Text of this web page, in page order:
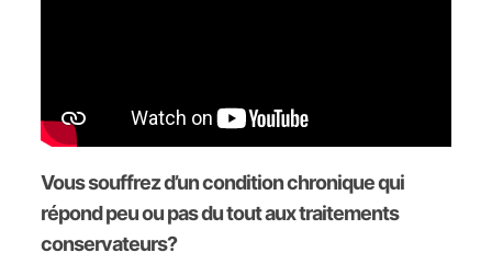
Vous souffrez d’un condition chronique qui
répond peu ou pas du tout aux traitements
conservateurs?